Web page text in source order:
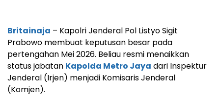
Britainaja – Kapolri Jenderal Pol Listyo Sigit
Prabowo membuat keputusan besar pada
pertengahan Mei 2026. Beliau resmi menaikkan
status jabatan Kapolda Metro Jaya dari Inspektur
Jenderal (Irjen) menjadi Komisaris Jenderal
(Komjen).